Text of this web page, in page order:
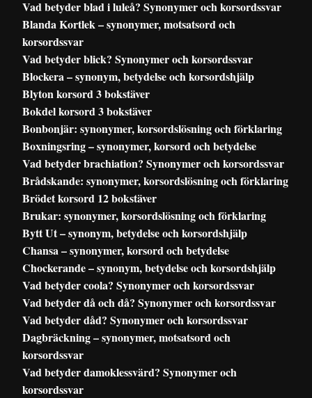
Vad betyder blad i luleå? Synonymer och korsordssvar
Blanda Kortlek – synonymer, motsatsord och
korsordssvar
Vad betyder blick? Synonymer och korsordssvar
Blockera – synonym, betydelse och korsordshjälp
Blyton korsord 3 bokstäver
Bokdel korsord 3 bokstäver
Bonbonjär: synonymer, korsordslösning och förklaring
Boxningsring – synonymer, korsord och betydelse
Vad betyder brachiation? Synonymer och korsordssvar
Brådskande: synonymer, korsordslösning och förklaring
Brödet korsord 12 bokstäver
Brukar: synonymer, korsordslösning och förklaring
Bytt Ut – synonym, betydelse och korsordshjälp
Chansa – synonymer, korsord och betydelse
Chockerande – synonym, betydelse och korsordshjälp
Vad betyder coola? Synonymer och korsordssvar
Vad betyder då och då? Synonymer och korsordssvar
Vad betyder dåd? Synonymer och korsordssvar
Dagbräckning – synonymer, motsatsord och
korsordssvar
Vad betyder damoklessvärd? Synonymer och
korsordssvar